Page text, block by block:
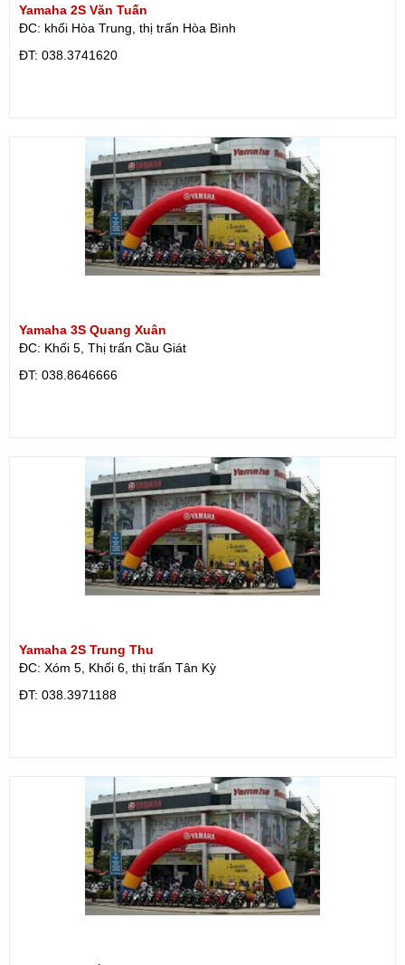
Yamaha 2S Văn Tuấn
ĐC: khối Hòa Trung, thị trấn Hòa Bình
ÐT: 038.3741620
Yamaha 3S Quang Xuân
ĐC: Khối 5, Thị trấn Cầu Giát
ÐT: 038.8646666
Yamaha 2S Trung Thu
ĐC: Xóm 5, Khối 6, thị trấn Tân Kỳ
ÐT: 038.3971188